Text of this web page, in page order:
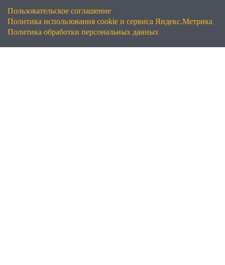
Пользовательское соглашение
Политика использования cookie и сервиса Яндекс.Метрика
Политика обработки персональных данных